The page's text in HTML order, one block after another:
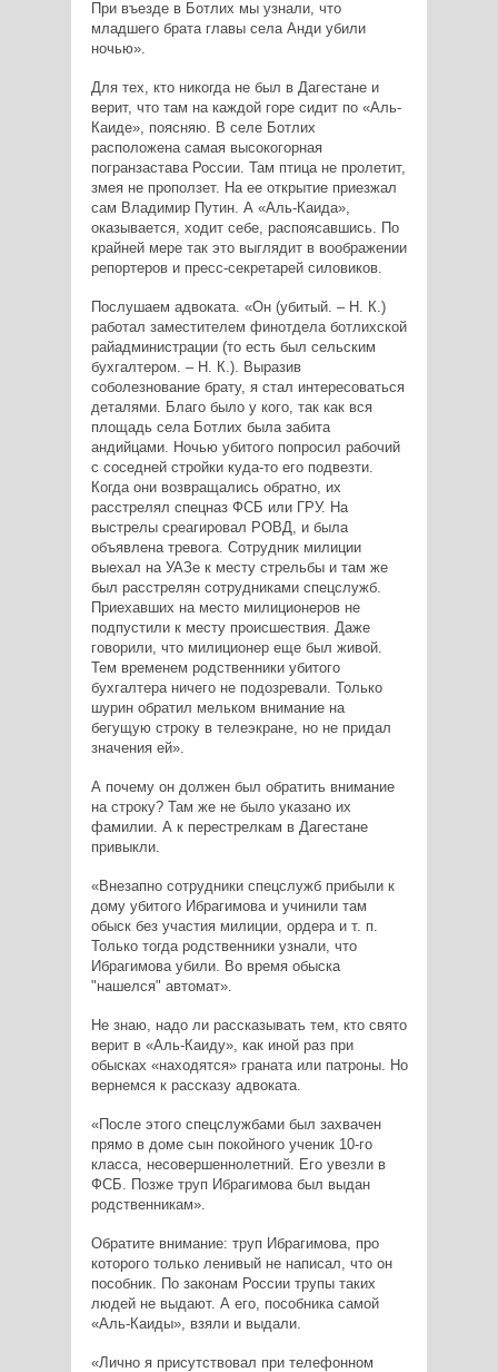
При въезде в Ботлих мы узнали, что
младшего брата главы села Анди убили
ночью».
Для тех, кто никогда не был в Дагестане и
верит, что там на каждой горе сидит по «Аль-
Каиде», поясняю. В селе Ботлих
расположена самая высокогорная
погранзастава России. Там птица не пролетит,
змея не проползет. На ее открытие приезжал
сам Владимир Путин. А «Аль-Каида»,
оказывается, ходит себе, распоясавшись. По
крайней мере так это выглядит в воображении
репортеров и пресс-секретарей силовиков.
Послушаем адвоката. «Он (убитый. – Н. К.)
работал заместителем финотдела ботлихской
райадминистрации (то есть был сельским
бухгалтером. – Н. К.). Выразив
соболезнование брату, я стал интересоваться
деталями. Благо было у кого, так как вся
площадь села Ботлих была забита
андийцами. Ночью убитого попросил рабочий
с соседней стройки куда-то его подвезти.
Когда они возвращались обратно, их
расстрелял спецназ ФСБ или ГРУ. На
выстрелы среагировал РОВД, и была
объявлена тревога. Сотрудник милиции
выехал на УАЗе к месту стрельбы и там же
был расстрелян сотрудниками спецслужб.
Приехавших на место милиционеров не
подпустили к месту происшествия. Даже
говорили, что милиционер еще был живой.
Тем временем родственники убитого
бухгалтера ничего не подозревали. Только
шурин обратил мельком внимание на
бегущую строку в телеэкране, но не придал
значения ей».
А почему он должен был обратить внимание
на строку? Там же не было указано их
фамилии. А к перестрелкам в Дагестане
привыкли.
«Внезапно сотрудники спецслужб прибыли к
дому убитого Ибрагимова и учинили там
обыск без участия милиции, ордера и т. п.
Только тогда родственники узнали, что
Ибрагимова убили. Во время обыска
"нашелся" автомат».
Не знаю, надо ли рассказывать тем, кто свято
верит в «Аль-Каиду», как иной раз при
обысках «находятся» граната или патроны. Но
вернемся к рассказу адвоката.
«После этого спецслужбами был захвачен
прямо в доме сын покойного ученик 10-го
класса, несовершеннолетний. Его увезли в
ФСБ. Позже труп Ибрагимова был выдан
родственникам».
Обратите внимание: труп Ибрагимова, про
которого только ленивый не написал, что он
пособник. По законам России трупы таких
людей не выдают. А его, пособника самой
«Аль-Каиды», взяли и выдали.
«Лично я присутствовал при телефонном